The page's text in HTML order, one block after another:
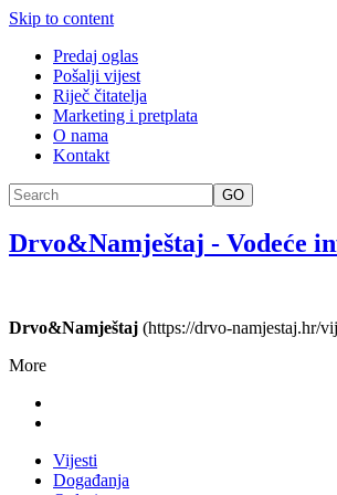
Skip to content
Predaj oglas
Pošalji vijest
Riječ čitatelja
Marketing i pretplata
O nama
Kontakt
GO
Drvo&Namještaj - Vodeće
Drvo&Namještaj (https://drvo-namjestaj.hr/
More
Vijesti
Događanja